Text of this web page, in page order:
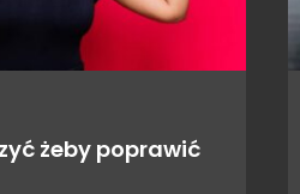
żeby poprawić